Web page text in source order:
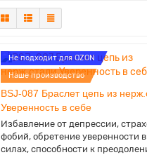
Не подходит для OZON
Наше производство
BSJ-087 Браслет цепь из
Уверенность в себе
Избавление от депрессии,
фобий, обретение уверенности
силах, способности к